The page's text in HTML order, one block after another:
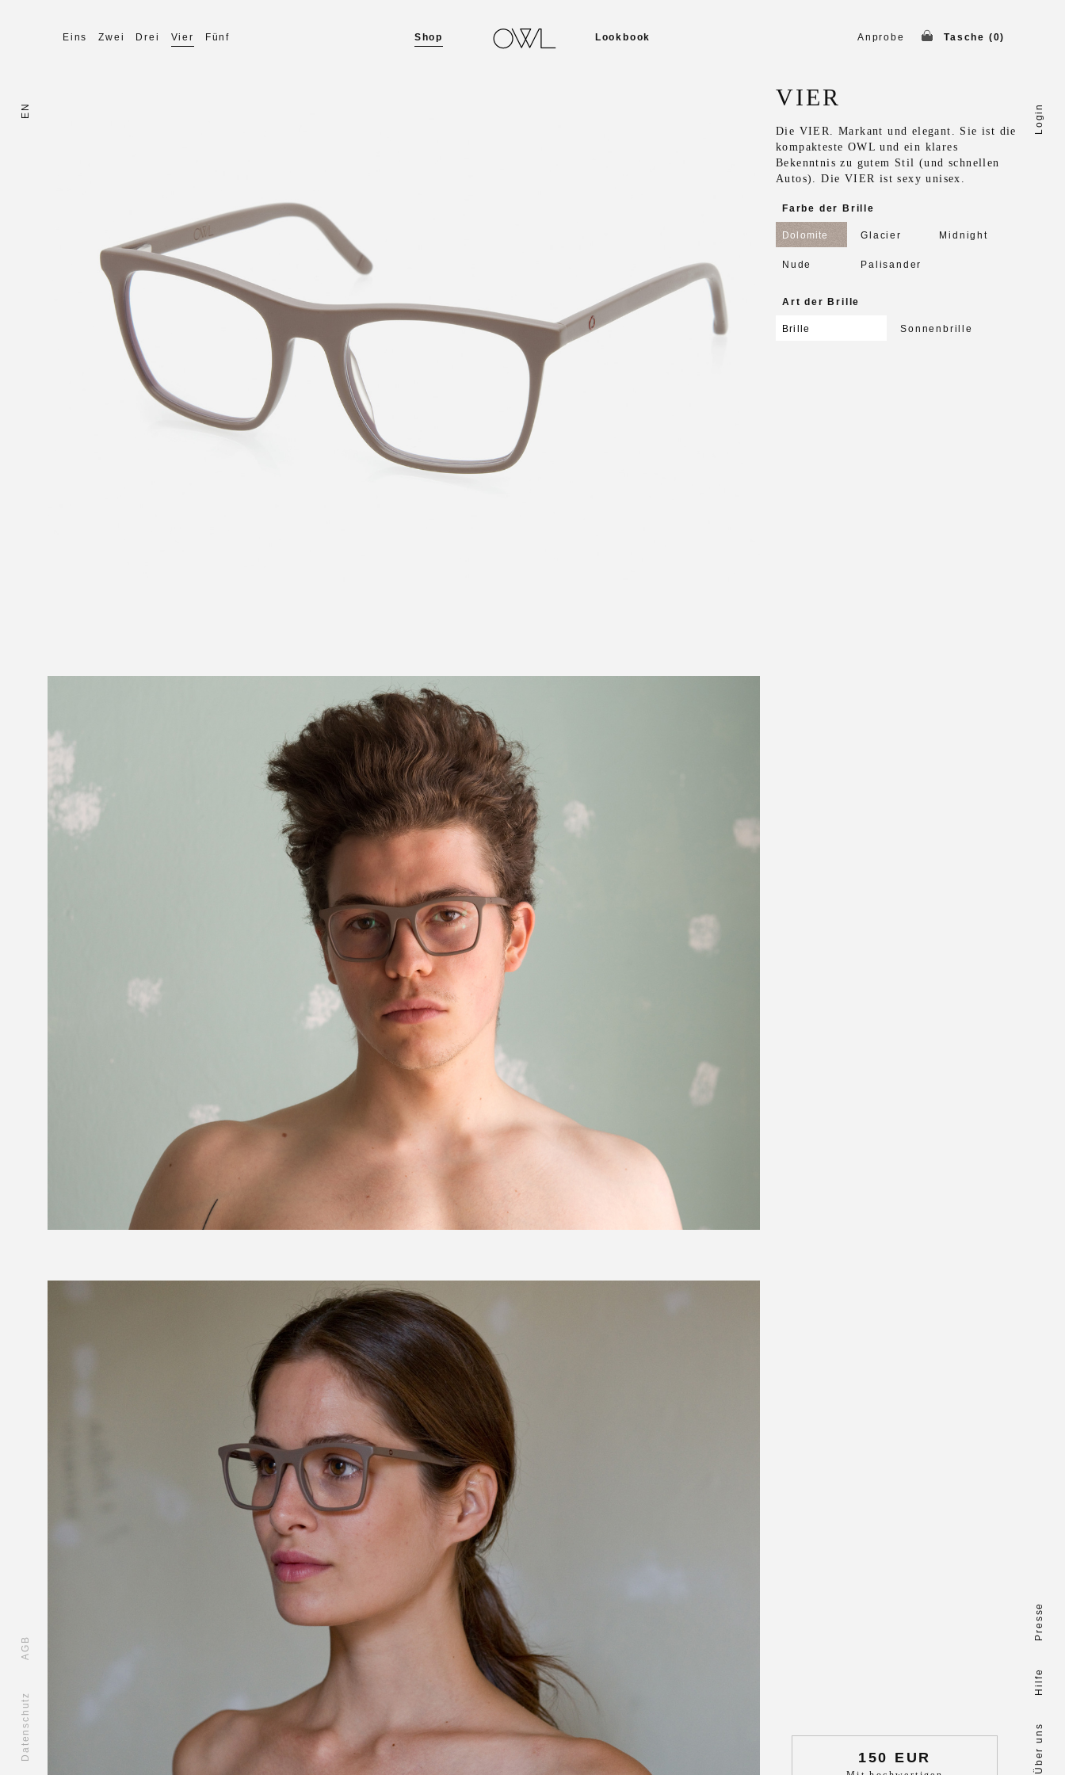
Eins Zwei Drei Vier Fünf Anprobe Tasche (0)
Shop Lookbook
Datenschutz
AGB
EN
Über uns
Hilfe
Presse
Login
VIER
Die VIER. Markant und elegant. Sie ist die
kompakteste OWL und ein klares
Bekenntnis zu gutem Stil (und schnellen
Autos). Die VIER ist sexy unisex.
Farbe der Brille
Dolomite Glacier Midnight
Nude Palisander
Art der Brille
Brille Sonnenbrille
150 EUR